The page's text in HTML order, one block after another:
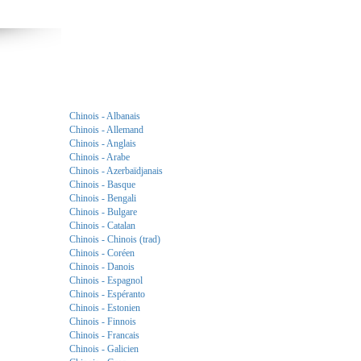
Chinois - Albanais
Chinois - Allemand
Chinois - Anglais
Chinois - Arabe
Chinois - Azerbaïdjanais
Chinois - Basque
Chinois - Bengali
Chinois - Bulgare
Chinois - Catalan
Chinois - Chinois (trad)
Chinois - Coréen
Chinois - Danois
Chinois - Espagnol
Chinois - Espéranto
Chinois - Estonien
Chinois - Finnois
Chinois - Francais
Chinois - Galicien